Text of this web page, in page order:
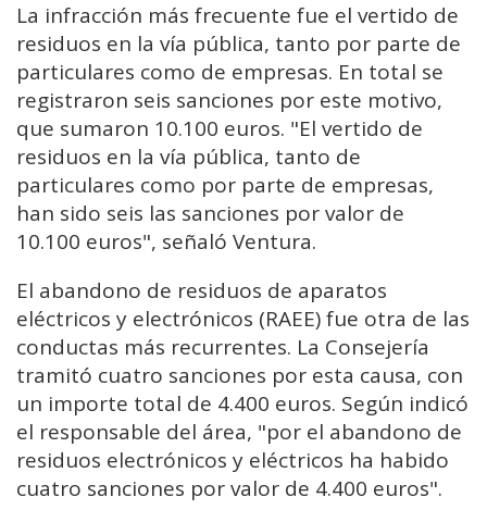
La infracción más frecuente fue el vertido de
residuos en la vía pública, tanto por parte de
particulares como de empresas. En total se
registraron seis sanciones por este motivo,
que sumaron 10.100 euros. "El vertido de
residuos en la vía pública, tanto de
particulares como por parte de empresas,
han sido seis las sanciones por valor de
10.100 euros", señaló Ventura.
El abandono de residuos de aparatos
eléctricos y electrónicos (RAEE) fue otra de las
conductas más recurrentes. La Consejería
tramitó cuatro sanciones por esta causa, con
un importe total de 4.400 euros. Según indicó
el responsable del área, "por el abandono de
residuos electrónicos y eléctricos ha habido
cuatro sanciones por valor de 4.400 euros".